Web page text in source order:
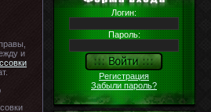
и
Логин:
Пароль:
Регистрация
Забыли пароль?